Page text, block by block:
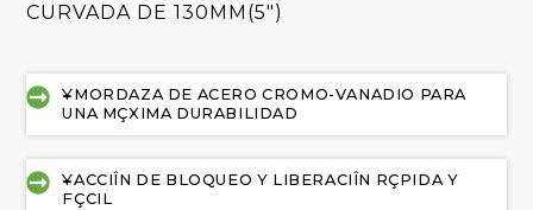
CURVADA DE 130MM(5")
¥MORDAZA DE ACERO CROMO-VANADIO PARA
UNA MÇXIMA DURABILIDAD
¥ACCIÎN DE BLOQUEO Y LIBERACIÎN RÇPIDA Y
FÇCIL